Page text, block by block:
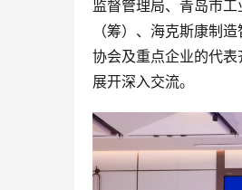
监督管理局、青岛市
（筹）、海克斯康制
协会及重点企业的代表
展开深入交流。